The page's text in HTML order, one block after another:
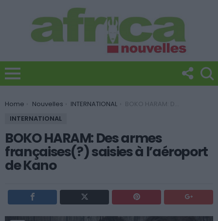
You are here:
Home Nouvelles INTERNATIONAL
BOKO HARAM: Des armes françaises(?) saisies à l’aéroport de Kano
INTERNATIONAL
BOKO HARAM: Des armes
françaises(?) saisies à l’aéroport
de Kano